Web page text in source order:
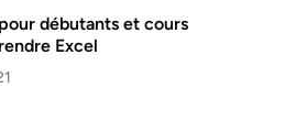
débutants et cours
Excel